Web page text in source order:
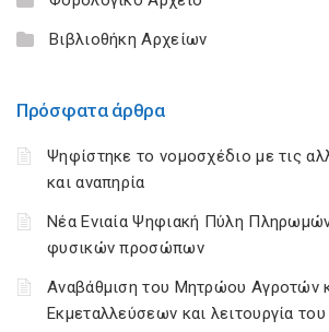
Βιβλιοθήκη Αρχείων
Πρόσφατα άρθρα
Ψηφίστηκε το νομοσχέδιο με τις
και αναπηρία
Νέα Ενιαία Ψηφιακή Πύλη
φυσικών προσώπων
Αναβάθμιση του Μητρώου Αγροτών
Εκμεταλλεύσεων και λειτουργία